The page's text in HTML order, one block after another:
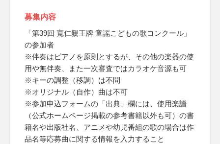
募集内容
「第39回 寬仁親王牌 童謡こどもの歌コンクール」
の参加者
※伴奏はピアノを原則とするが、その他の楽器の使
用や無伴奏、また一次審査ではカラオケ音源も可
※キーの調整（移調）は不問
※オリジナル（自作）曲は不可
※参加申込フォームの「出典」欄には、使用楽譜
（公式ホームページ掲載の参考書籍以外も可）の書
籍名や出版社名、アニメや幼児番組の歌の場合は作
品名等応募曲に関する情報を入力すること